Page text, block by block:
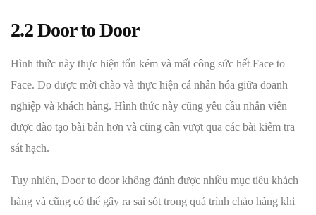
2.2 Door to Door
Hình thức này thực hiện tốn kém và mất công sức hết Face to
Face. Do được mời chào và thực hiện cá nhân hóa giữa doanh
nghiệp và khách hàng. Hình thức này cũng yêu cầu nhân viên
được đào tạo bài bản hơn và cũng cần vượt qua các bài kiểm tra
sát hạch.
Tuy nhiên, Door to door không đánh được nhiều mục tiêu khách
hàng và cũng có thể gây ra sai sót trong quá trình chào hàng khi